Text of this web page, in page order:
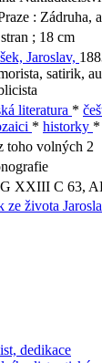
: Zádruha,
; 18 cm
Jaroslav,
satirik,
literatura *
* historky *
toho volných 2
XXIII C 63,